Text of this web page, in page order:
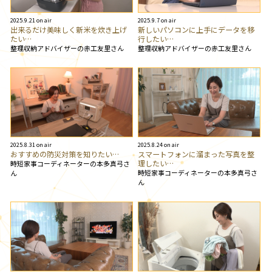
2025.9.21 on air
出来るだけ美味しく新米を炊き上げ
たい…
整理収納アドバイザーの赤工友里さん
2025.9.7 on air
新しいパソコンに上手にデータを移
行したい…
整理収納アドバイザーの赤工友里さん
2025.8.31 on air
おすすめの防災対策を知りたい…
時短家事コーディネーターの本多真弓さ
ん
2025.8.24 on air
スマートフォンに溜まった写真を整
理したい…
時短家事コーディネーターの本多真弓さ
ん